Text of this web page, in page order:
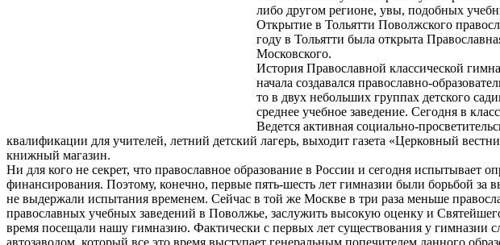
либо другом регионе, увы, подобных
Открытие в Тольятти Поволжского
году в Тольятти была открыта
Московского.
История Православной классической
начала создавался православно-
то в двух небольших группах детского
среднее учебное заведение. Сегодня в
Ведется активная социально-
квалификации для учителей, летний детский лагерь, выходит газета «Церковный
книжный магазин.
Ни для кого не секрет, что православное образование в России и сегодня испытывает
финансирования. Поэтому, конечно, первые пять-шесть лет гимназии были борьбой
не выдержали испытания временем. Сейчас в той же Москве в три раза меньше
православных учебных заведений в Поволжье, заслужить высокую оценку и
время посещали нашу гимназию. Фактически с первых лет существования у гимназии